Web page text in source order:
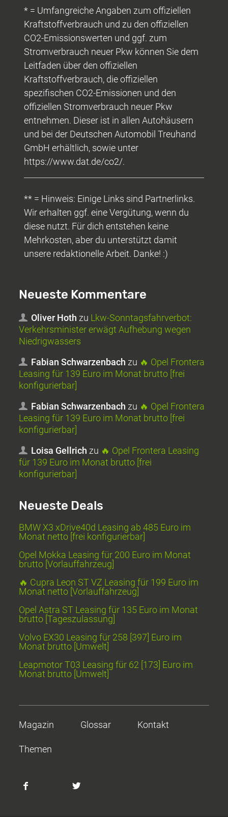
* = Umfangreiche Angaben zum offiziellen
Kraftstoffverbrauch und zu den offiziellen
CO2-Emissionswerten und ggf. zum
Stromverbrauch neuer Pkw können Sie dem
Leitfaden über den offiziellen
Kraftstoffverbrauch, die offiziellen
spezifischen CO2-Emissionen und den
offiziellen Stromverbrauch neuer Pkw
entnehmen. Dieser ist in allen Autohäusern
und bei der Deutschen Automobil Treuhand
GmbH erhältlich, sowie unter
https://www.dat.de/co2/.
** = Hinweis: Einige Links sind Partnerlinks.
Wir erhalten ggf. eine Vergütung, wenn du
diese nutzt. Für dich entstehen keine
Mehrkosten, aber du unterstützt damit
unsere redaktionelle Arbeit. Danke! :)
Neueste Kommentare
Oliver Hoth zu Lkw-Sonntagsfahrverbot:
Verkehrsminister erwägt Aufhebung wegen
Niedrigwassers
Fabian Schwarzenbach zu 🔥 Opel Frontera
Leasing für 139 Euro im Monat brutto [frei
konfigurierbar]
Fabian Schwarzenbach zu 🔥 Opel Frontera
Leasing für 139 Euro im Monat brutto [frei
konfigurierbar]
Loisa Gellrich zu 🔥 Opel Frontera Leasing
für 139 Euro im Monat brutto [frei
konfigurierbar]
Neueste Deals
BMW X3 xDrive40d Leasing ab 485 Euro im
Monat netto [frei konfigurierbar]
Opel Mokka Leasing für 200 Euro im Monat
brutto [Vorlauffahrzeug]
🔥 Cupra Leon ST VZ Leasing für 199 Euro im
Monat netto [Vorlauffahrzeug]
Opel Astra ST Leasing für 135 Euro im Monat
brutto [Tageszulassung]
Volvo EX30 Leasing für 258 [397] Euro im
Monat brutto [Umwelt]
Leapmotor T03 Leasing für 62 [173] Euro im
Monat brutto [Umwelt]
Magazin Glossar Kontakt
Themen